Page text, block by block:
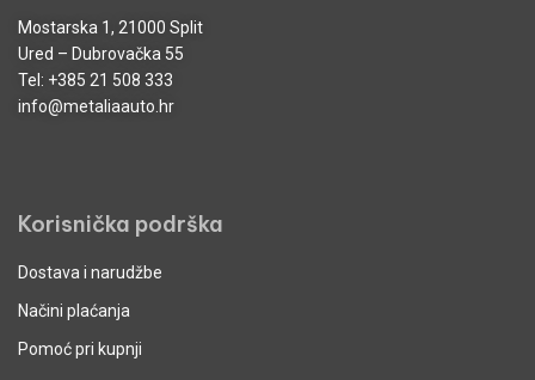
Mostarska 1, 21000 Split
Ured – Dubrovačka 55
Tel: +385 21 508 333
info@metaliaauto.hr
Korisnička podrška
Dostava i narudžbe
Načini plaćanja
Pomoć pri kupnji